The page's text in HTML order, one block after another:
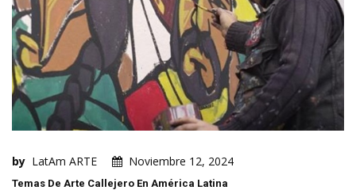
by LatAm ARTE Noviembre 12, 2024
Temas De Arte Callejero En América Latina